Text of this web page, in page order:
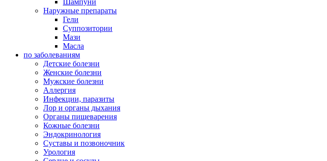
Наружные препараты
Гели
Суппозитории
Мази
Масла
по заболеваниям
Детские болезни
Женские болезни
Мужские болезни
Аллергия
Инфекции, паразиты
Лор и органы дыхания
Органы пищеварения
Кожные болезни
Эндокринология
Суставы и позвоночник
Урология